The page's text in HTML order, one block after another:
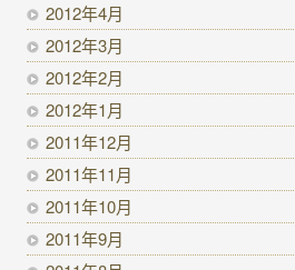
2012年4月
2012年3月
2012年2月
2012年1月
2011年12月
2011年11月
2011年10月
2011年9月